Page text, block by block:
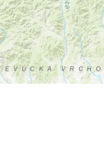
OpenCycleMap
- Cyklistika